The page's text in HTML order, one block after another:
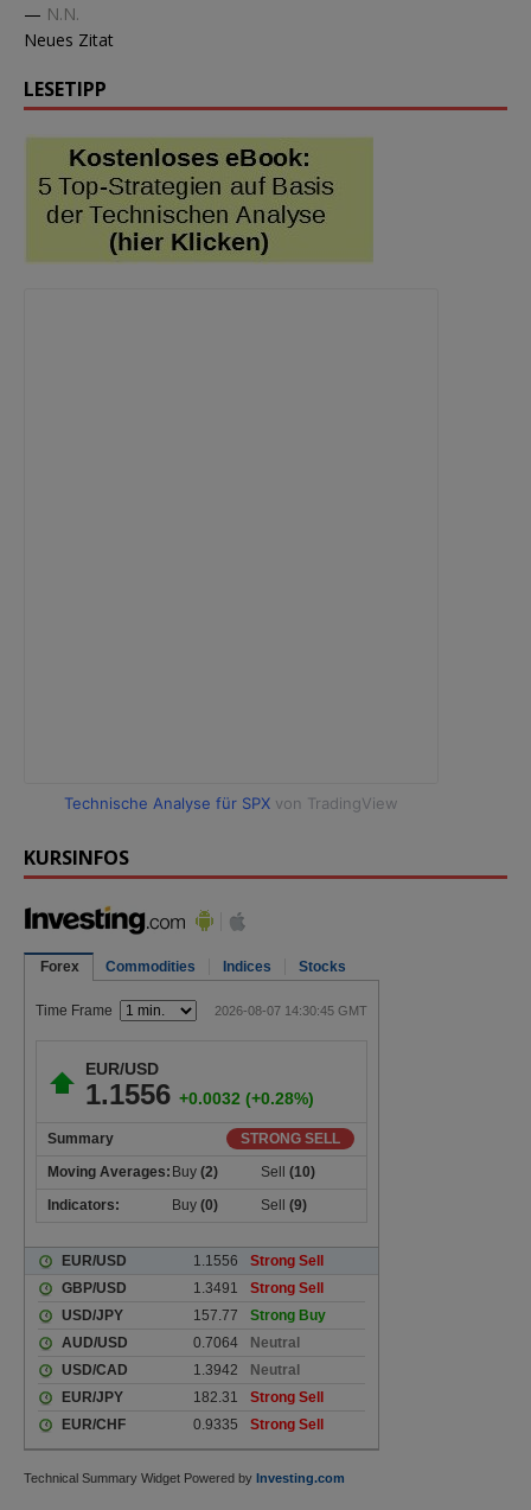
— N.N.
Neues Zitat
LESETIPP
Technische Analyse für SPX von TradingView
KURSINFOS
Technical Summary Widget Powered by Investing.com